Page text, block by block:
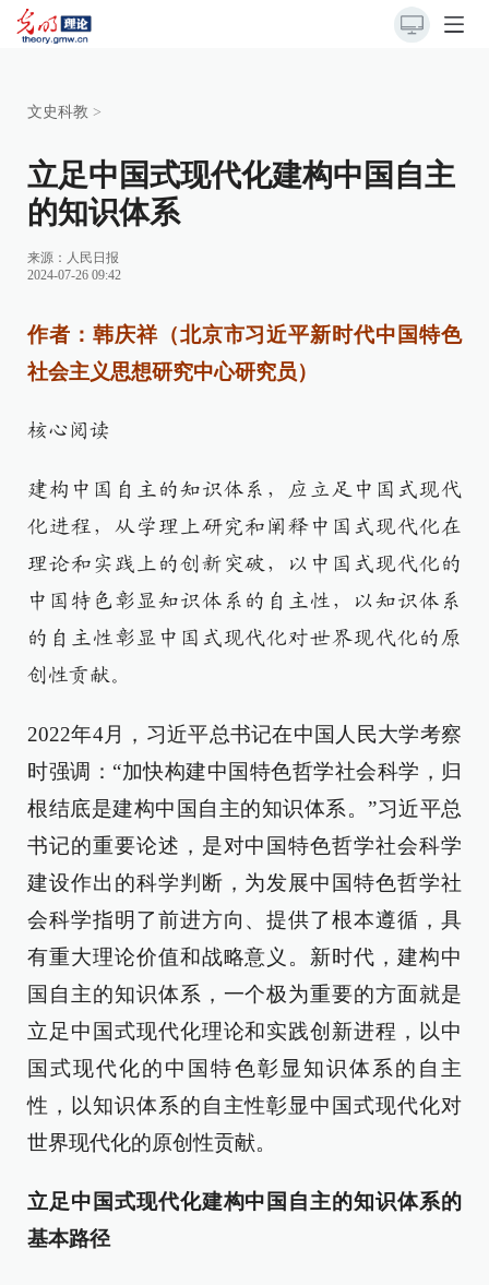
文史科教 >
立足中国式现代化建构中国自主
的知识体系
来源： 人民日报
2024-07-26 09:42
作者：韩庆祥（北京市习近平新时代中国特色
社会主义思想研究中心研究员）
核心阅读
建构中国自主的知识体系，应立足中国式现代
化进程，从学理上研究和阐释中国式现代化在
理论和实践上的创新突破，以中国式现代化的
中国特色彰显知识体系的自主性，以知识体系
的自主性彰显中国式现代化对世界现代化的原
创性贡献。
2022年4月，习近平总书记在中国人民大学考察
时强调：“加快构建中国特色哲学社会科学，归
根结底是建构中国自主的知识体系。”习近平总
书记的重要论述，是对中国特色哲学社会科学
建设作出的科学判断，为发展中国特色哲学社
会科学指明了前进方向、提供了根本遵循，具
有重大理论价值和战略意义。新时代，建构中
国自主的知识体系，一个极为重要的方面就是
立足中国式现代化理论和实践创新进程，以中
国式现代化的中国特色彰显知识体系的自主
性，以知识体系的自主性彰显中国式现代化对
世界现代化的原创性贡献。
立足中国式现代化建构中国自主的知识体系的
基本路径